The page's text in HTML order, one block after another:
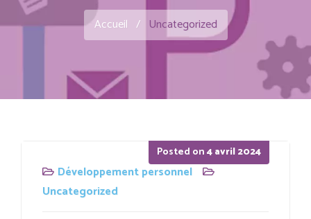
Accueil / Uncategorized
Posted on4 avril 2024
Développement personnel
Uncategorized